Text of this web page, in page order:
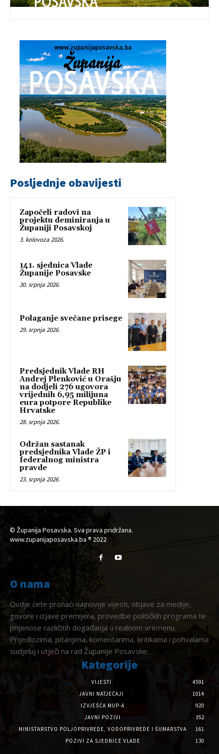
Posljednje obavijesti
Započeli radovi na
projektu deminiranja u
Županiji Posavskoj
3. kolovoza 2026.
141. sjednica Vlade
Županije Posavske
30. srpnja 2026.
Polaganje svečane prisege
29. srpnja 2026.
Predsjednik Vlade RH
Andrej Plenković u Orašju
na dodjeli 276 ugovora
vrijednih 6,95 milijuna
eura potpore Republike
Hrvatske
28. srpnja 2026.
Održan sastanak
predsjednika Vlade ŽP i
federalnog ministra
pravde
23. srpnja 2026.
© Županija Posavska. Sva prava pridržana.
www.zupanijaposavska.ba ® 2022
O nama
Ovdje ćete pronaći najnovije vijesti, objave za medije,
govore i izjave premijera, provedbe političkih programa te
prijenose različitih događanja u realnom vremenu.
Prijedlozima, pitanjima, komentarima, kritikama i pohvalama
sudjeluj i utječi na rad Županije Posavske.
Kategorije
VIJESTI
4591
JAVNI NATJEČAJI
1014
IZVJEŠĆA MUP-A
920
JAVNI POZIVI
352
MINISTARSTVO POLJOPRIVREDE, VODOPRIVREDE I ŠUMARSTVA
161
POZIVI ZA SJEDNICE VLADE
130